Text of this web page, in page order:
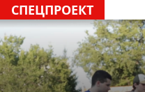
СПЕЦПРОЕКТ